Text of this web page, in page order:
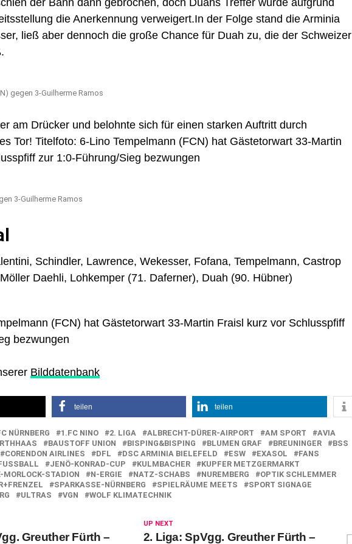
der Bann dann gebrochen, doch Duahs Treffer wurde aufgrund
die Anerkennung verweigert.In der Folge stand die Arminia
ließ aber dennoch die große Chance für Duah zu, die der Schweizer
gegen 3-Guilherme Ramos
am Drücker und belohnte sich für einen starken Auftritt durch
Tor! Titelfoto: 6-Lino Tempelmann (FCN) hat Gästetorwart 33-Martin
zur 1:0-Führung/Sieg bezwungen
3-Guilherme Ramos
Schindler, Lawrence, Wekesser, Fofana, Tempelmann, Castrop
Daehli, Lohkemper (71. Daferner), Duah (90. Hübner)
(FCN) hat Gästetorwart 33-Martin Fraisl kurz vor Schlusspfiff
bezwungen
Bilddatenbank
teilen teilen
NÜRNBERG 1.FC NINO 2. LIGA ALBRECHT-DÜRER-AIRPORT AM SPORT
AVIA
BAUSTOFF UNION BISPING&BISPING BLUMEN GRAF BREUNINGER
BSS
CORENDON AIRLINES DFL DSC ARMINIA BIELEFELD ESW EXASOL
FANS
JENÖ-KONRAD-CUP KULMBACHER
KUPFER METZGERMARKT
MORLOCK-STADION N-ERGIE NATZ-SCHABS NUREMBERG
OPTIK SCHLEMMER
SPARKASSE-NÜRNBERG SPIELRÄUME MEETS
SPORT SIGNAGE
ULTRAS VGN WOLF KLIMATECHNIK
UP NEXT
2. Liga: SpVgg. Greuther Fürth –
Greuther Fürth –